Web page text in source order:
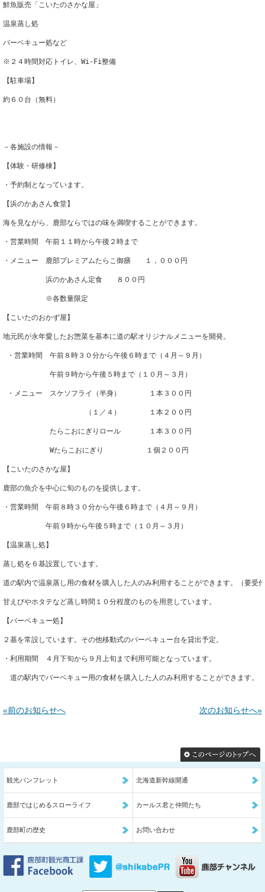
鮮魚販売「こいたのさかな屋」
温泉蒸し処
バーベキュー処など
※２４時間対応トイレ、Wi-Fi整備
【駐車場】
約６０台（無料）
－各施設の情報－
【体験・研修棟】
・予約制となっています。
【浜のかあさん食堂】
海を見ながら、鹿部ならではの味を満喫することができます。
・営業時間　午前１１時から午後２時まで
・メニュー　鹿部プレミアムたらこ御膳　　１，０００円
浜のかあさん定食　　８００円
※各数量限定
【こいたのおかず屋】
地元民が永年愛したお惣菜を基本に道の駅オリジナルメニューを開発。
・営業時間　午前８時３０分から午後６時まで（４月～９月）
午前９時から午後５時まで（１０月～３月）
・メニュー　スケソフライ（半身）　　　　１本３００円
（１／４）　　　　１本２００円
たらこおにぎりロール　　　　１本３００円
Wたらこおにぎり　　　　　　１個２００円
【こいたのさかな屋】
鹿部の魚介を中心に旬のものを提供します。
・営業時間　午前８時３０分から午後６時まで（４月～９月）
午前９時から午後５時まで（１０月～３月）
【温泉蒸し処】
蒸し処を６基設置しています。
道の駅内で温泉蒸し用の食材を購入した人のみ利用することができます。（
甘えびやホタテなど蒸し時間１０分程度のものを用意しています。
【バーベキュー処】
２基を常設しています。その他移動式のバーベキュー台を貸出予定。
・利用期間　４月下旬から９月上旬まで利用可能となっています。
道の駅内でバーベキュー用の食材を購入した人のみ利用することができます。
«前のお知らせへ 次のお知らせへ»
観光パンフレット 北海道新幹線開通
鹿部ではじめるスローライフ カールス君と仲間たち
鹿部町の歴史 お問い合わせ